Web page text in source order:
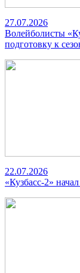
27.07.2026
Волейболисты
подготовку к
22.07.2026
«Кузбасс-2»